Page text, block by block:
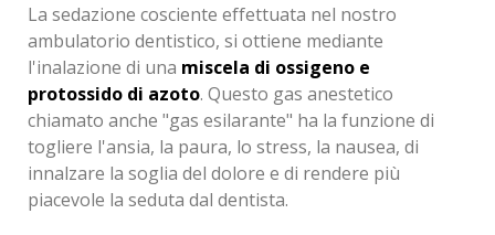
La sedazione cosciente effettuata nel nostro
ambulatorio dentistico, si ottiene mediante
l'inalazione di una miscela di ossigeno e
protossido di azoto. Questo gas anestetico
chiamato anche "gas esilarante" ha la funzione di
togliere l'ansia, la paura, lo stress, la nausea, di
innalzare la soglia del dolore e di rendere più
piacevole la seduta dal dentista.